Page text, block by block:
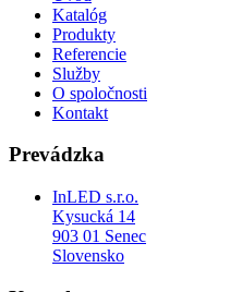
Katalóg
Produkty
Referencie
Služby
O spoločnosti
Kontakt
Prevádzka
InLED s.r.o.
Kysucká 14
903 01 Senec
Slovensko